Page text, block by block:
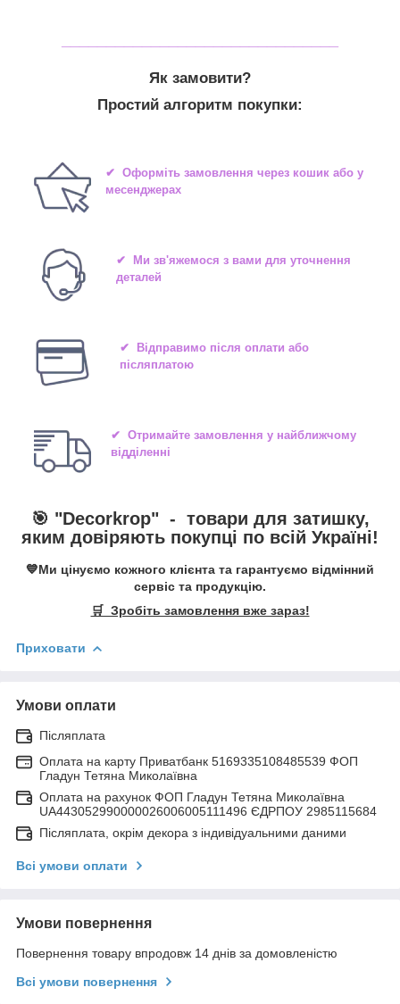
Як замовити?
Простий алгоритм покупки:
✔ Оформіть замовлення через кошик або у
месенджерах
✔ Ми зв'яжемося з вами для уточнення
деталей
✔ Відправимо після оплати або
післяплатою
✔ Отримайте замовлення у найближчому
відділенні
🎯 "Decorkrop" - товари для затишку,
яким довіряють покупці по всій Україні!
💙Ми цінуємо кожного клієнта та гарантуємо відмінний
сервіс та продукцію.
🛒 Зробіть замовлення вже зараз!
Приховати
Умови оплати
Післяплата
Оплата на карту Приватбанк 5169335108485539 ФОП
Гладун Тетяна Миколаївна
Оплата на рахунок ФОП Гладун Тетяна Миколаївна
UA443052990000026006005111496 ЄДРПОУ 2985115684
Післяплата, окрім декора з індивідуальними даними
Всі умови оплати
Умови повернення
Повернення товару впродовж 14 днів за домовленістю
Всі умови повернення